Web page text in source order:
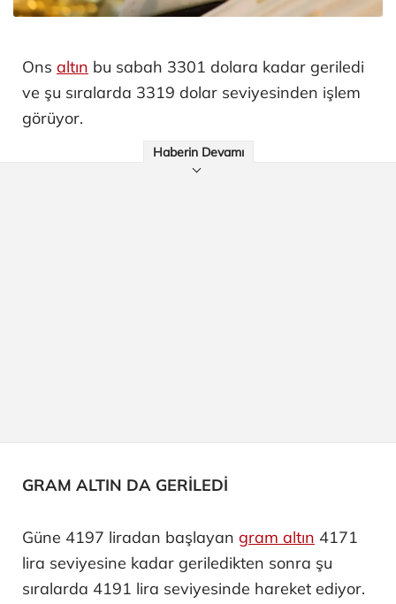
Ons altın bu sabah 3301 dolara kadar geriledi
ve şu sıralarda 3319 dolar seviyesinden işlem
görüyor.
Haberin Devamı
GRAM ALTIN DA GERİLEDİ
Güne 4197 liradan başlayan gram altın 4171
lira seviyesine kadar geriledikten sonra şu
sıralarda 4191 lira seviyesinde hareket ediyor.